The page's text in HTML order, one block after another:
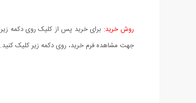
روش خرید: برای خرید پس از کلیک روی دکمه
جهت مشاهده فرم خرید، روی دکمه زیر کلیک کنید.